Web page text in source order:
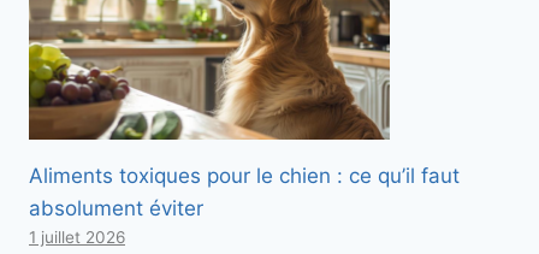
Aliments toxiques pour le chien : ce qu’il faut
absolument éviter
1 juillet 2026